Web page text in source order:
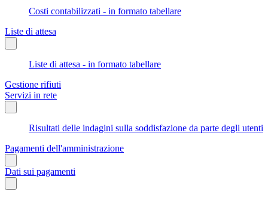
Costi contabilizzati - in formato tabellare
Liste di attesa
Liste di attesa - in formato tabellare
Gestione rifiuti
Servizi in rete
Risultati delle indagini sulla soddisfazione da parte degli utenti
Pagamenti dell'amministrazione
Dati sui pagamenti